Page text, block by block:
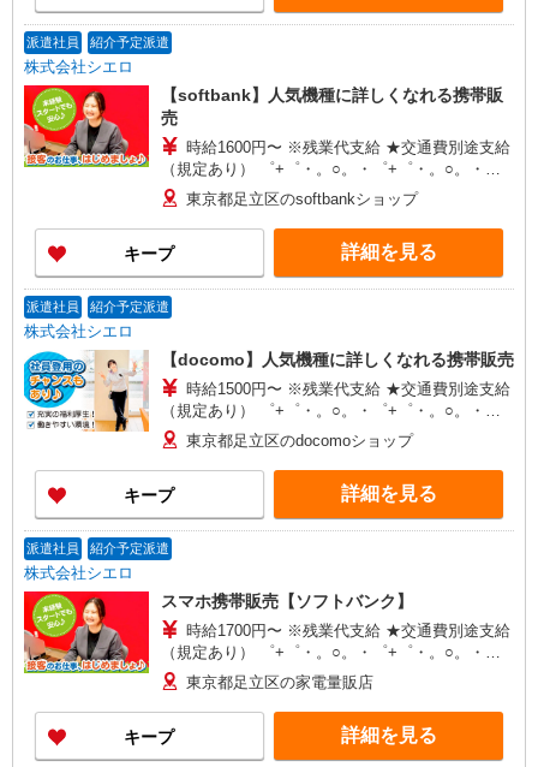
派遣社員 紹介予定派遣
株式会社シエロ
【softbank】人気機種に詳しくなれる携帯販
売
時給1600円〜 ※残業代支給 ★交通費別途支給
（規定あり） ゜+゜・。○。・゜+゜・。○。・゜
+゜ 入社祝い金10万円支給(規定有) お友達を紹介
頂くと, インセンティブ支給(規定有) ★月2回払
い・週払い可能（規程有）★ ゜・。○。・゜
+゜・。○。・゜+゜
東京都足立区のsoftbankショップ
キープ 詳細を見る
派遣社員 紹介予定派遣
株式会社シエロ
【docomo】人気機種に詳しくなれる携帯販売
時給1500円〜 ※残業代支給 ★交通費別途支給
（規定あり） ゜+゜・。○。・゜+゜・。○。・゜
+゜ 入社祝い金10万円支給(規定有) お友達を紹介
頂くと, インセンティブ支給(規定有) ★月2回払
い・週払い可能（規程有）★ ゜・。○。・゜
+゜・。○。・゜+゜
東京都足立区のdocomoショップ
キープ 詳細を見る
派遣社員 紹介予定派遣
株式会社シエロ
スマホ携帯販売【ソフトバンク】
時給1700円〜 ※残業代支給 ★交通費別途支給
（規定あり） ゜+゜・。○。・゜+゜・。○。・゜
+゜ 入社祝い金10万円支給(規定有) お友達を紹介
頂くと, インセンティブ支給(規定有) ★月2回払
い・週払い可能（規程有）★ ゜・。○。・゜
+゜・。○。・゜+゜
東京都足立区の家電量販店
キープ 詳細を見る